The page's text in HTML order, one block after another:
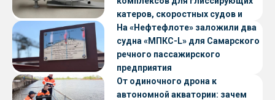
катеров, скоростных судов и
судов с малой осадкой
На «Нефтефлоте» заложили два
судна «МПКС-L» для Самарского
речного пассажирского
предприятия
От одиночного дрона к
автономной акватории: зачем